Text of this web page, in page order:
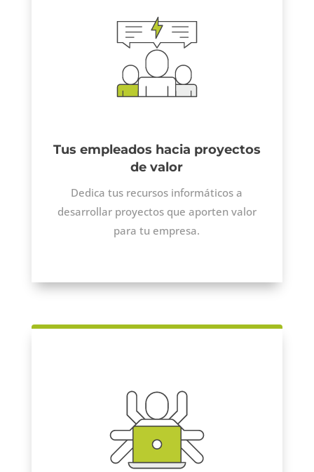
Tus empleados hacia proyectos
de valor
Dedica tus recursos informáticos a
desarrollar proyectos que aporten valor
para tu empresa.